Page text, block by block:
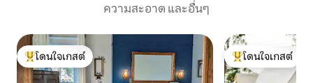
ความสะอาด และอื่นๆ
โดนใจเกสต์ที่สุด
โดนใจเกสต์
โดนใจเกสต์ที่สุด
โดนใจเกสต์